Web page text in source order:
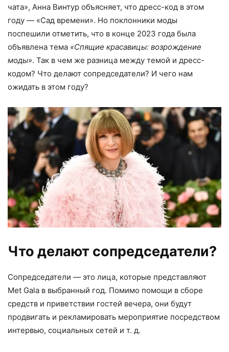
чата», Анна Винтур объясняет, что дресс-код в этом
году — «Сад времени». Но поклонники моды
поспешили отметить, что ​​в конце 2023 года была
объявлена тема «Спящие красавицы: возрождение
моды». Так в чем же разница между темой и дресс-
кодом? Что делают сопредседатели? И чего нам
ожидать в этом году?
Что делают сопредседатели?
Сопредседатели — это лица, которые представляют
Met Gala в выбранный год. Помимо помощи в сборе
средств и приветствии гостей вечера, они будут
продвигать и рекламировать мероприятие посредством
интервью, социальных сетей и т. д.